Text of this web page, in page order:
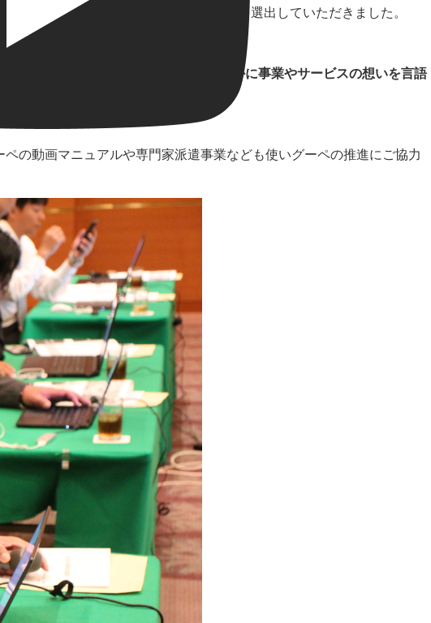
ただき、最終審査の対象となる30社を選出していただきました。
あります。
機能に制限がある中で、いかに事業やサービスの想いを言語
本コンテストの特徴です。
の動画マニュアルや専門家派遣事業なども使いグーペの推進にご協力